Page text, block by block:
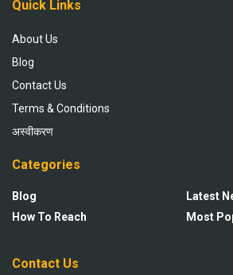
Quick Links
About Us
Blog
Contact Us
Terms & Conditions
अस्वीकरण
Categories
Blog
How To Reach
Latest
Most
Contact Us